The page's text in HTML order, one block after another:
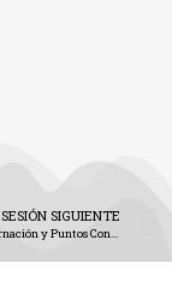
SESIÓN SIGUIENTE
Comisión de Gobernación y Puntos Constitucionales (Gaceta No. 1862)